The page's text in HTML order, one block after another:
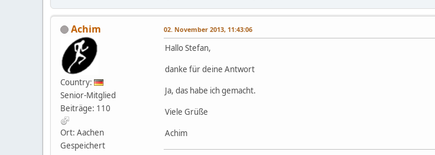
Achim
Country:
Senior-Mitglied
Beiträge: 110
Ort: Aachen
Gespeichert
02. November 2013, 11:43:06
Hallo Stefan,
danke für deine Antwort
Ja, das habe ich gemacht.
Viele Grüße
Achim